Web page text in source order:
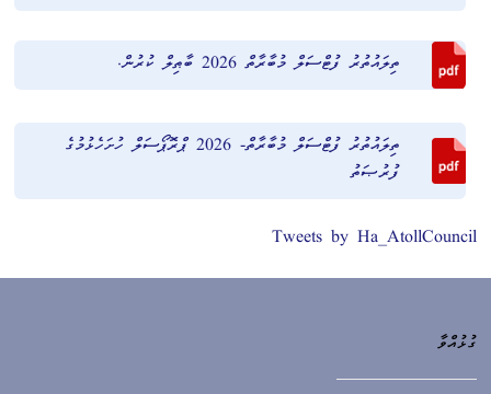
ތިލައުތުރު ފުޓްސަލް މުބާރާތް 2026 ބާޠިލް ކުރުން.
ތިލައުތުރު ފުޓްސަލް މުބާރާތް- 2026 ޕްރޮޕޯސަލް ހުށަހެޅުމުގެ
ފުރުޞަތު
Tweets by Ha_AtollCouncil
ގުޅުއްވާ